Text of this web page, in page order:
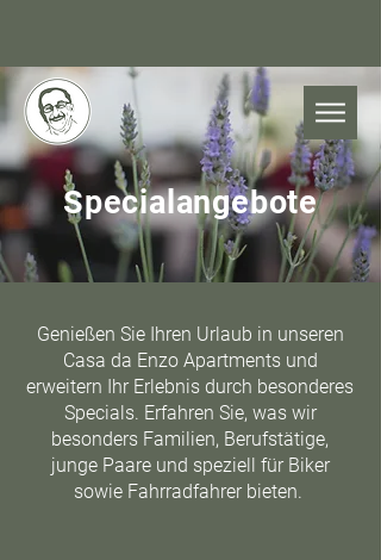
Specialangebote
Genießen Sie Ihren Urlaub in unseren
Casa da Enzo Apartments und
erweitern Ihr Erlebnis durch besonderes
Specials. Erfahren Sie, was wir
besonders Familien, Berufstätige,
junge Paare und speziell für Biker
sowie Fahrradfahrer bieten.